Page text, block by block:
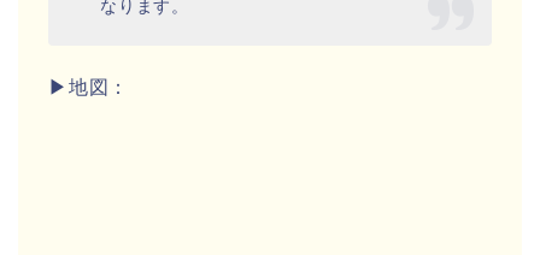
なります。
▶地図：